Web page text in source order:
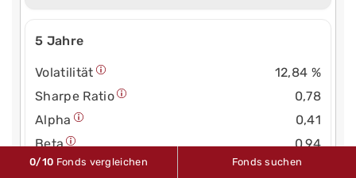
5 Jahre
Volatilität
12,84 %
Sharpe Ratio
0,78
Alpha
0,41
Beta
0,94
0/10 Fonds vergleichen Fonds suchen